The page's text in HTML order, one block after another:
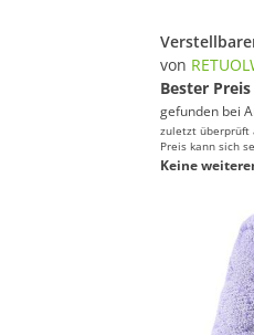
von
Bester Preis
gefunden bei
zuletzt überprüft
Preis kann sich
Keine